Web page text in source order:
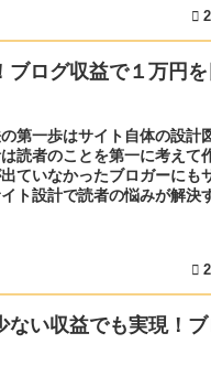
ブログ収益で１万円
第一歩はサイト自体の設計
読者のことを第一に考えて
ていなかったブロガーにも
ト設計で読者の悩みが解決
ない収益でも実現！